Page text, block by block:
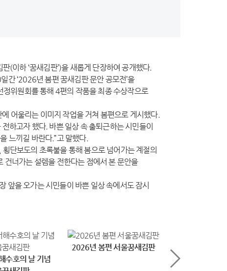
(이하 ‘꿈새김판’)을 새롭게 단장하여 공개했다.
간 ‘2026년 봄편 꿈새김판 문안 공모전’을
위원회를 통해 4편의 작품을 최종 수상작으로
어울리는 이미지 작업을 거쳐 봄편으로 게시했다.
하고자 했다. 바쁜 일상 속 출퇴근하는 시민들이
느끼길 바란다.”고 말했다.
단보도의 초록불을 통해 봄으로 넘어가는 계절의
건너가는 설렘을 전한다는 점에서 본 문안을
앞을 오가는 시민들이 바쁜 일상 속에서도 잠시
수호의 날 기념
2026년 봄편 서울꿈새김판